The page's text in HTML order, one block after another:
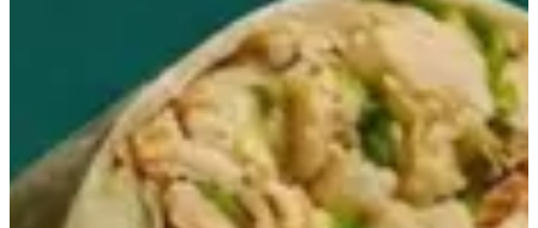
EN
تسجيل الدخول
EN